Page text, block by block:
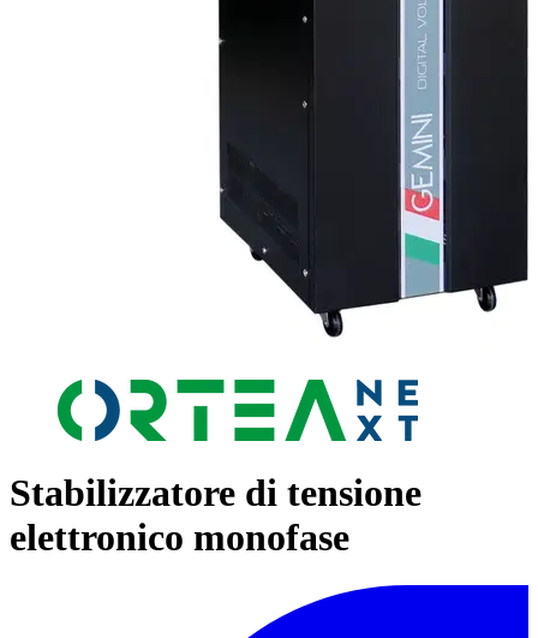
Stabilizzatore di tensione
elettronico monofase